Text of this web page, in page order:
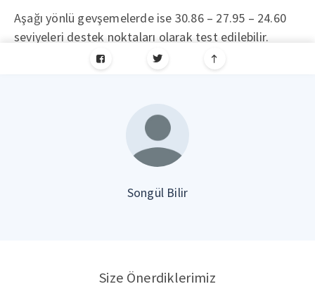
Aşağı yönlü gevşemelerde ise 30.86 – 27.95 – 24.60
seviyeleri destek noktaları olarak test edilebilir.
Songül Bilir
Size Önerdiklerimiz